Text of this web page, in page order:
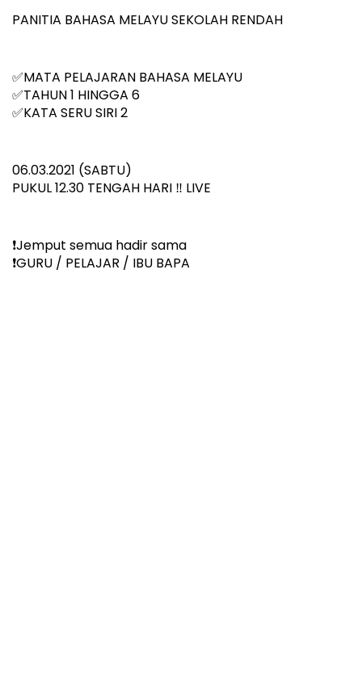
PANITIA BAHASA MELAYU SEKOLAH RENDAH
✅MATA PELAJARAN BAHASA MELAYU
✅TAHUN 1 HINGGA 6
✅KATA SERU SIRI 2
06.03.2021 (SABTU)
PUKUL 12.30 TENGAH HARI ‼️ LIVE
❗️Jemput semua hadir sama
❗️GURU / PELAJAR / IBU BAPA